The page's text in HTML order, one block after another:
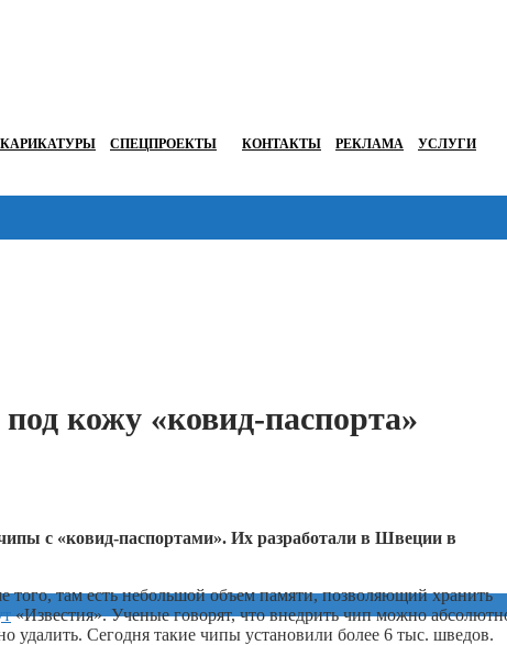
КАРИКАТУРЫ СПЕЦПРОЕКТЫ КОНТАКТЫ РЕКЛАМА УСЛУГИ
кожу «ковид-паспорта»
с «ковид-паспортами». Их разработали в Швеции в
там есть небольшой объем памяти, позволяющий хранить
«Известия». Ученые говорят, что внедрить чип можно
удалить. Сегодня такие чипы установили более 6 тыс. шведов.